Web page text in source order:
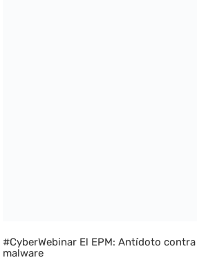
#CyberWebinar El EPM: Antídoto
malware